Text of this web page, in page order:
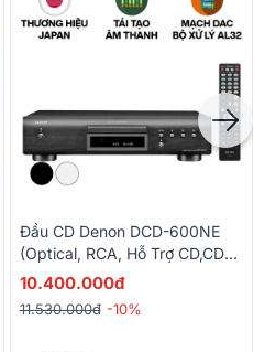
Đầu CD Denon DCD-600NE
(Optical, RCA, Hỗ Trợ CD,CD-
R/RW)
10.400.000đ
11.530.000đ -10%